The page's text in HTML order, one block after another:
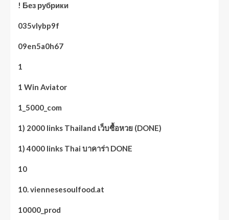
! Без рубрики
035vlybp9f
09en5a0h67
1
1 Win Aviator
1_5000_com
1) 2000 links Thailand เว็บซื้อหวย (DONE)
1) 4000 links Thai บาคาร่า DONE
10
10. viennesesoulfood.at
10000_prod